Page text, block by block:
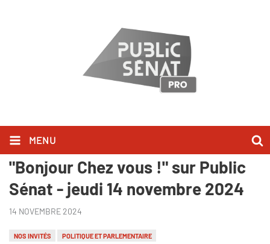
MENU
Nathalie Delattre l'a dit dans
"Bonjour Chez vous !" sur Public
Sénat - jeudi 14 novembre 2024
14 NOVEMBRE 2024
NOS INVITÉS POLITIQUE ET PARLEMENTAIRE